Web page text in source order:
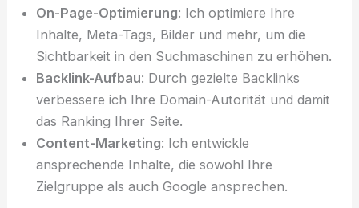
On-Page-Optimierung: Ich optimiere Ihre
Inhalte, Meta-Tags, Bilder und mehr, um die
Sichtbarkeit in den Suchmaschinen zu erhöhen.
Backlink-Aufbau: Durch gezielte Backlinks
verbessere ich Ihre Domain-Autorität und damit
das Ranking Ihrer Seite.
Content-Marketing: Ich entwickle
ansprechende Inhalte, die sowohl Ihre
Zielgruppe als auch Google ansprechen.